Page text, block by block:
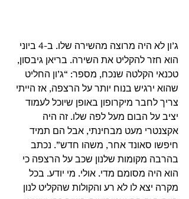
ג’ון לא היה מרוצה מהשירה שלו. ב-4 ביוני
הוא חזר להקליט את השירה. בריאן גיבסון,
טכנאי הקלטה שנכח, מספר: “ג’ון החליט
שהוא ירגיש בנוח יותר על הרצפה, אז הייתי
צריך לחבר מיקרופון באופן שיוכל לעמוד
יציב על הבום מעל לפה שלו. זה היה
אקצנטרי מעט מבחינתי, אבל הם תמיד
חיפשו סאונד אחר, משהו חדש”. נכתב
בהרבה מקומות שלנון שכב על הרצפה כי
הוא היה מסומם מדי. אולי. מי יודע. בכל
מקרה יצא לו לא רע והקולות שהקליט לנון